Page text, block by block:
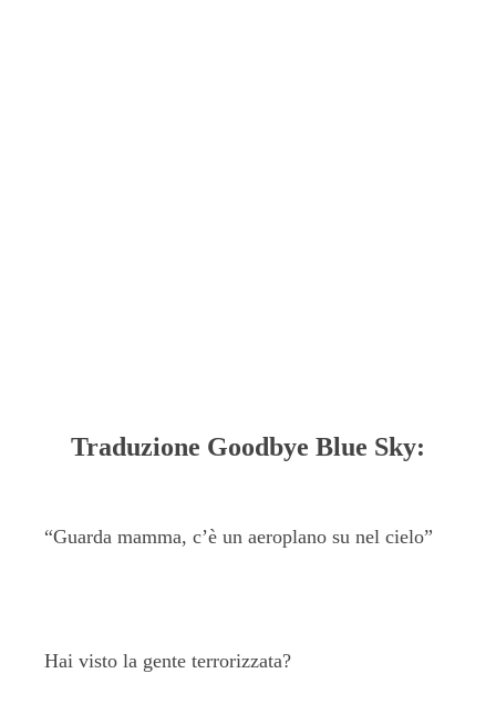
Traduzione Goodbye Blue Sky:
“Guarda mamma, c’è un aeroplano su nel cielo”
Hai visto la gente terrorizzata?